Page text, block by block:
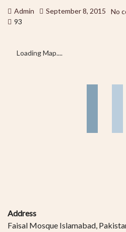
Admin September 8, 2015
No
93
Loading Map....
Address
Faisal Mosque Islamabad,